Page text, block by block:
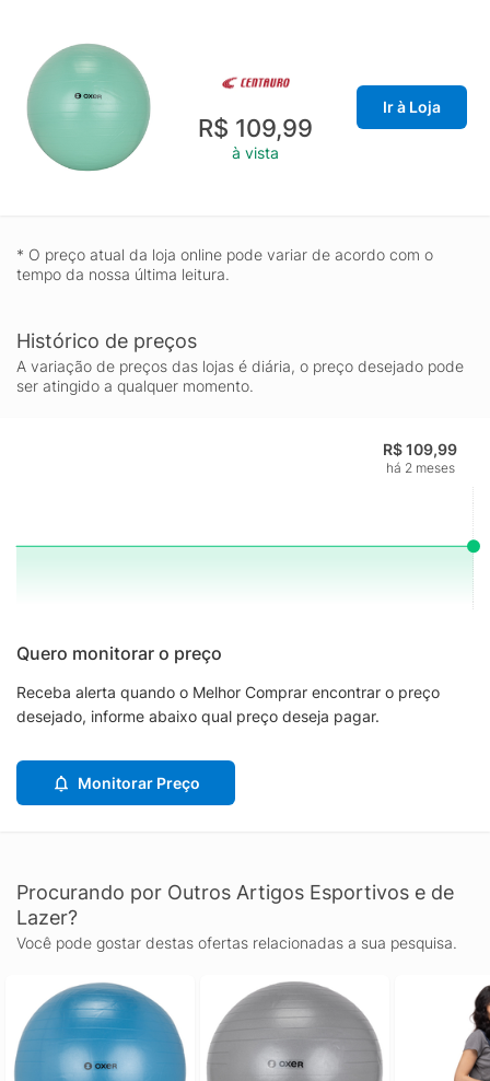
R$ 109,99
à vista
Ir à Loja
* O preço atual da loja online pode variar de acordo com o
tempo da nossa última leitura.
Histórico de preços
A variação de preços das lojas é diária, o preço desejado pode
ser atingido a qualquer momento.
R$ 109,99
há 2 meses
Quero monitorar o preço
Receba alerta quando o Melhor Comprar encontrar o preço
desejado, informe abaixo qual preço deseja pagar.
Monitorar Preço
Procurando por Outros Artigos Esportivos e de
Lazer?
Você pode gostar destas ofertas relacionadas a sua pesquisa.